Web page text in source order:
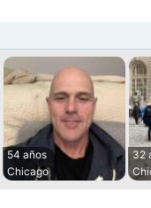
54 años
Chicago
32